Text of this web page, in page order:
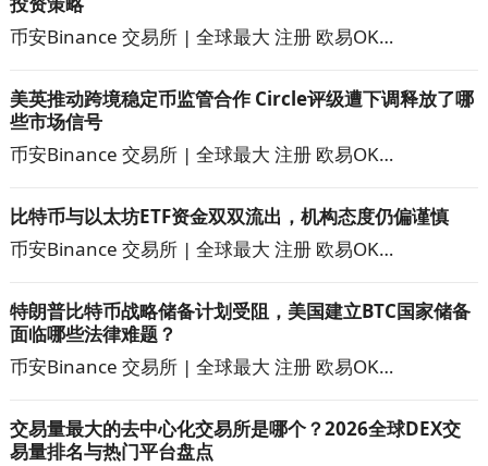
币安Binance 交易所 | 全球最大 注册 欧易OK…
美英推动跨境稳定币监管合作 Circle评级遭下调释放了哪
些市场信号
币安Binance 交易所 | 全球最大 注册 欧易OK…
比特币与以太坊ETF资金双双流出，机构态度仍偏谨慎
币安Binance 交易所 | 全球最大 注册 欧易OK…
特朗普比特币战略储备计划受阻，美国建立BTC国家储备
面临哪些法律难题？
币安Binance 交易所 | 全球最大 注册 欧易OK…
交易量最大的去中心化交易所是哪个？2026全球DEX交
易量排名与热门平台盘点